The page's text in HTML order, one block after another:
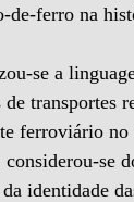
de-ferro na
se a
transportes
ferroviário no
se
identidade